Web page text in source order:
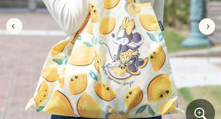
寝具・ベッド
カーテン・ラグ・ファブリック
美容・健康・サプリメント
制服・スクールすべて
ジュニア・ティーンズ下着
大きいサイズ
大きいサイズ通販すべて
大きいサイズ レディース服
大きいサイズ レディース下着
バーゲンセール
シークレットセール
詳細検索
商品カテゴリ一覧
カーテン・ラグ・ファブリック
制服・学生服
ジュニア・ティーンズ下着
大きいサイズ通販すべて
大きいサイズ レディース服
大きいサイズ レディース下着
大きいサイズ メンズ
バーゲン
バーゲンセール
シークレットセール
詳細検索
商品カテゴリ一覧
カタログ
カタログ・チラシからのご注文